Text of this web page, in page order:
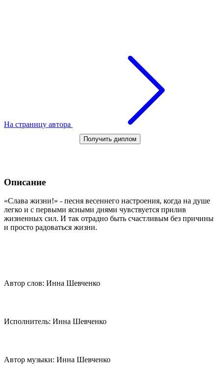
На страницу автора
Получить диплом
Описание
«Слава жизни!» - песня весеннего настроения, когда на душе
легко и с первыми ясными днями чувствуется прилив
жизненных сил. И так отрадно быть счастливым без причины
и просто радоваться жизни.
Автор слов: Инна Шевченко
Исполнитель: Инна Шевченко
Автор музыки: Инна Шевченко